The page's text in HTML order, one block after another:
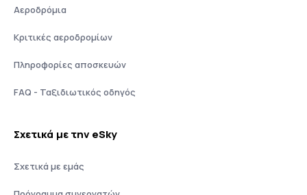
Αεροδρόμια
Κριτικές αεροδρομίων
Πληροφορίες αποσκευών
FAQ - Ταξιδιωτικός οδηγός
Σχετικά με την eSky
Σχετικά με εμάς